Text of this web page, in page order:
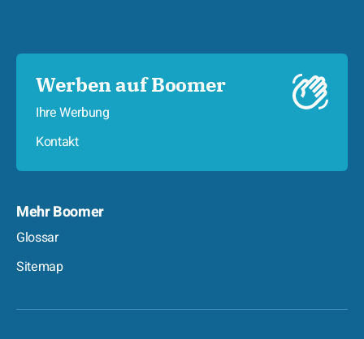
Werben auf Boomer
Ihre Werbung
Kontakt
Mehr Boomer
Glossar
Sitemap